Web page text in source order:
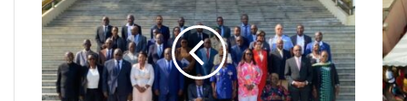
les
sénateurs
de
la
Transition
la
dot,
une